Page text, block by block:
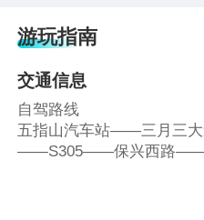
游玩指南
交通信息
自驾路线
五指山汽车站——三月三
——S305——保兴西路